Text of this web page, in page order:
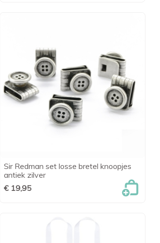
 Snel bekijken
Sir Redman set losse bretel knoopjes
antiek zilver
€ 19,95